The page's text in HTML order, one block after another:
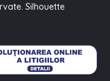
Silhouette